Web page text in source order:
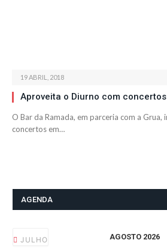
19 ABRIL, 2018
Aproveita o Diurno com
O Bar da Ramada, em parceria com a Grua,
concertos em…
AGENDA
JULHO AGOSTO 2026